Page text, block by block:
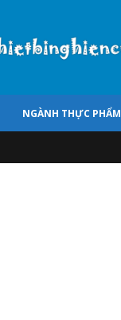
NGÀNH THỰC PHẨM